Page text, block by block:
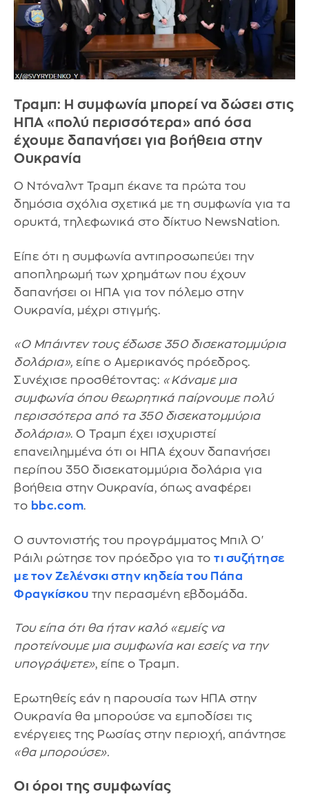
Τραμπ: Η συμφωνία μπορεί να δώσει στις
ΗΠΑ «πολύ περισσότερα» από όσα
έχουμε δαπανήσει για βοήθεια στην
Ουκρανία
Ο Ντόναλντ Τραμπ έκανε τα πρώτα του
δημόσια σχόλια σχετικά με τη συμφωνία για τα
ορυκτά, τηλεφωνικά στο δίκτυο NewsNation.
Είπε ότι η συμφωνία αντιπροσωπεύει την
αποπληρωμή των χρημάτων που έχουν
δαπανήσει οι ΗΠΑ για τον πόλεμο στην
Ουκρανία, μέχρι στιγμής.
«Ο Μπάιντεν τους έδωσε 350 δισεκατομμύρια
δολάρια», είπε ο Αμερικανός πρόεδρος.
Συνέχισε προσθέτοντας: «Κάναμε μια
συμφωνία όπου θεωρητικά παίρνουμε πολύ
περισσότερα από τα 350 δισεκατομμύρια
δολάρια». Ο Τραμπ έχει ισχυριστεί
επανειλημμένα ότι οι ΗΠΑ έχουν δαπανήσει
περίπου 350 δισεκατομμύρια δολάρια για
βοήθεια στην Ουκρανία, όπως αναφέρει
το bbc.com.
Ο συντονιστής του προγράμματος Μπιλ Ο'
Ράιλι ρώτησε τον πρόεδρο για το τι συζήτησε
με τον Ζελένσκι στην κηδεία του Πάπα
Φραγκίσκου την περασμένη εβδομάδα.
Του είπα ότι θα ήταν καλό «εμείς να
προτείνουμε μια συμφωνία και εσείς να την
υπογράψετε», είπε ο Τραμπ.
Ερωτηθείς εάν η παρουσία των ΗΠΑ στην
Ουκρανία θα μπορούσε να εμποδίσει τις
ενέργειες της Ρωσίας στην περιοχή, απάντησε
«θα μπορούσε».
Οι όροι της συμφωνίας